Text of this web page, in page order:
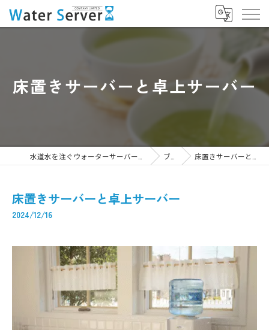
床置きサーバーと卓上サーバー
ブログ 床置きサーバーと卓上サーバー
床置きサーバーと卓上サーバー
2024/12/16